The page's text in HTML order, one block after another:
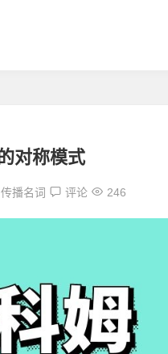
对称模式
传播名词 评论 246